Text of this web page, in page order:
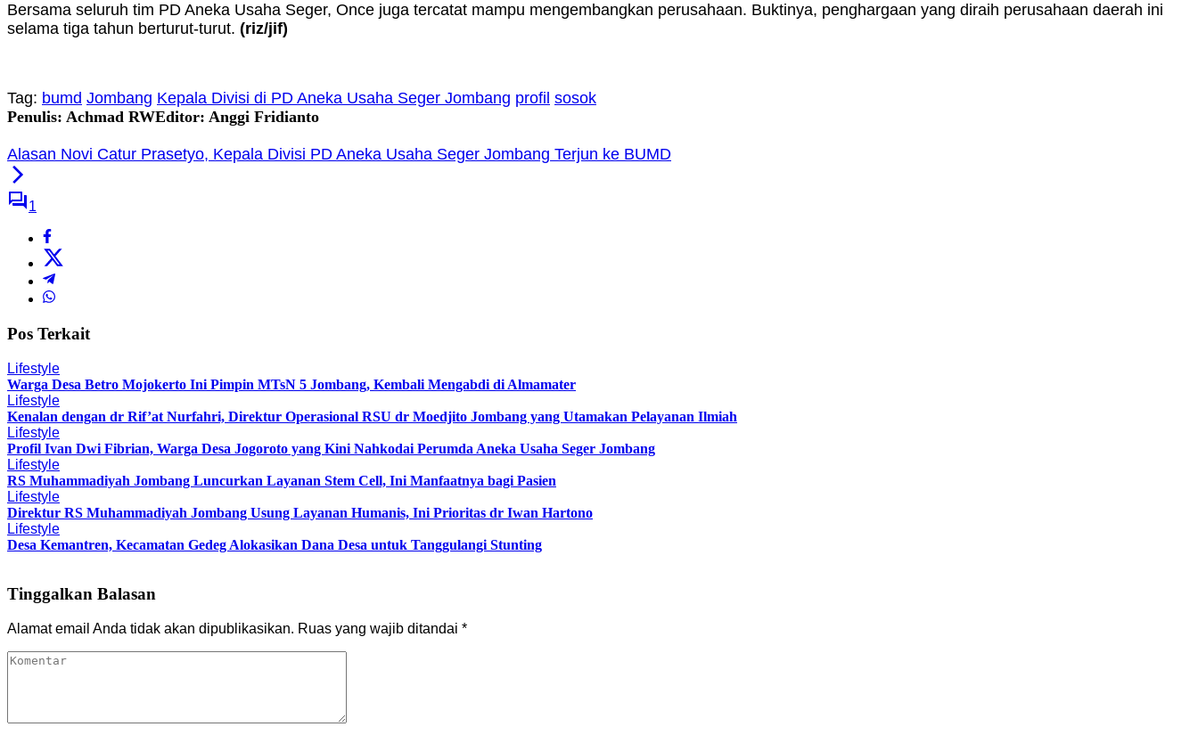
Bersama seluruh tim PD Aneka Usaha Seger, Once juga tercatat mampu mengembangkan perusahaan. Buktinya, penghargaan yang diraih perusahaan daerah ini
selama tiga tahun berturut-turut. (riz/jif)
Tag: bumd Jombang Kepala Divisi di PD Aneka Usaha Seger Jombang profil sosok
Penulis: Achmad RWEditor: Anggi Fridianto
Alasan Novi Catur Prasetyo, Kepala Divisi PD Aneka Usaha Seger Jombang Terjun ke BUMD
1
Pos Terkait
Lifestyle
Warga Desa Betro Mojokerto Ini Pimpin MTsN 5 Jombang, Kembali Mengabdi di Almamater
Lifestyle
Kenalan dengan dr Rif’at Nurfahri, Direktur Operasional RSU dr Moedjito Jombang yang Utamakan Pelayanan Ilmiah
Lifestyle
Profil Ivan Dwi Fibrian, Warga Desa Jogoroto yang Kini Nahkodai Perumda Aneka Usaha Seger Jombang
Lifestyle
RS Muhammadiyah Jombang Luncurkan Layanan Stem Cell, Ini Manfaatnya bagi Pasien
Lifestyle
Direktur RS Muhammadiyah Jombang Usung Layanan Humanis, Ini Prioritas dr Iwan Hartono
Lifestyle
Desa Kemantren, Kecamatan Gedeg Alokasikan Dana Desa untuk Tanggulangi Stunting
Tinggalkan Balasan
Alamat email Anda tidak akan dipublikasikan. Ruas yang wajib ditandai *